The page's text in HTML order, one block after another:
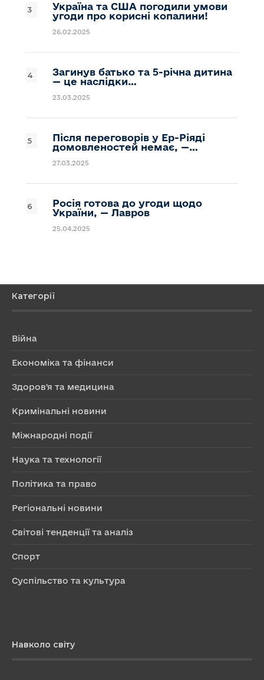
Україна та США погодили умови
угоди про корисні копалини!
26.02.2025
Загинув батько та 5-річна дитина
— це наслідки…
23.03.2025
Після переговорів у Ер-Ріяді
домовленостей немає, —…
27.03.2025
Росія готова до угоди щодо
України, — Лавров
25.04.2025
Категорії
Війна
Економіка та фінанси
Здоров'я та медицина
Кримінальні новини
Міжнародні події
Наука та технології
Політика та право
Регіональні новини
Світові тенденції та аналіз
Спорт
Суспільство та культура
Навколо світу